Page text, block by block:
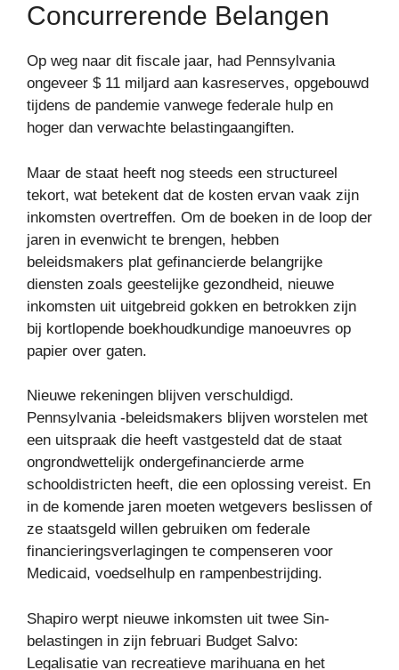
Concurrerende Belangen
Op weg naar dit fiscale jaar, had Pennsylvania
ongeveer $ 11 miljard aan kasreserves, opgebouwd
tijdens de pandemie vanwege federale hulp en
hoger dan verwachte belastingaangiften.
Maar de staat heeft nog steeds een structureel
tekort, wat betekent dat de kosten ervan vaak zijn
inkomsten overtreffen. Om de boeken in de loop der
jaren in evenwicht te brengen, hebben
beleidsmakers plat gefinancierde belangrijke
diensten zoals geestelijke gezondheid, nieuwe
inkomsten uit uitgebreid gokken en betrokken zijn
bij kortlopende boekhoudkundige manoeuvres op
papier over gaten.
Nieuwe rekeningen blijven verschuldigd.
Pennsylvania -beleidsmakers blijven worstelen met
een uitspraak die heeft vastgesteld dat de staat
ongrondwettelijk ondergefinancierde arme
schooldistricten heeft, die een oplossing vereist. En
in de komende jaren moeten wetgevers beslissen of
ze staatsgeld willen gebruiken om federale
financieringsverlagingen te compenseren voor
Medicaid, voedselhulp en rampenbestrijding.
Shapiro werpt nieuwe inkomsten uit twee Sin-
belastingen in zijn februari Budget Salvo:
Legalisatie van recreatieve marihuana en het